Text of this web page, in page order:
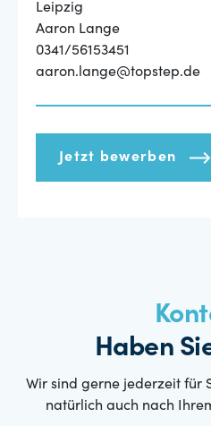
Leipzig
Aaron Lange
0341/56153451
aaron.lange@topstep.de
Jetzt bewerben
Haben
Wir sind gerne jederzeit für
natürlich auch nach